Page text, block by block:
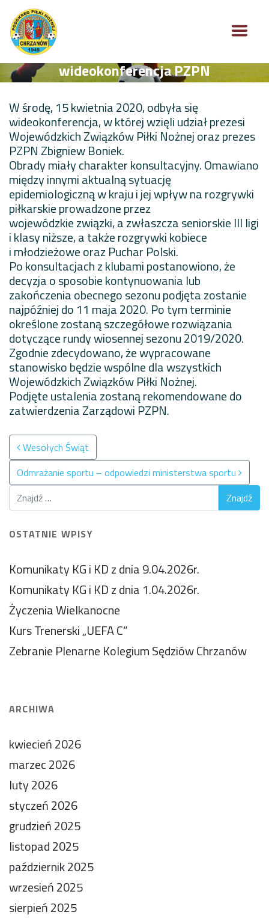
wideokonferencja PZPN
W środę, 15 kwietnia 2020, odbyła się
wideokonferencja, w której wzięli udział prezesi
Wojewódzkich Związków Piłki Nożnej oraz prezes
PZPN Zbigniew Boniek.
Obrady miały charakter konsultacyjny. Omawiano
między innymi aktualną sytuację
epidemiologiczną w kraju i jej wpływ na rozgrywki
piłkarskie prowadzone przez
wojewódzkie związki, a zwłaszcza seniorskie III ligi
i klasy niższe, a także rozgrywki kobiece
i młodzieżowe oraz Puchar Polski.
Po konsultacjach z klubami postanowiono, że
decyzja o sposobie kontynuowania lub
zakończenia obecnego sezonu podjęta zostanie
najpóźniej do 11 maja 2020. Po tym terminie
określone zostaną szczegółowe rozwiązania
dotyczące rundy wiosennej sezonu 2019/2020.
Zgodnie zdecydowano, że wypracowane
stanowisko będzie wspólne dla wszystkich
Wojewódzkich Związków Piłki Nożnej.
Podjęte ustalenia zostaną rekomendowane do
zatwierdzenia Zarządowi PZPN.
Nawigacja po wpisach
Wesołych Świąt
Odmrażanie sportu – odpowiedzi ministerstwa sportu
OSTATNIE WPISY
Komunikaty KG i KD z dnia 9.04.2026r.
Komunikaty KG i KD z dnia 1.04.2026r.
Życzenia Wielkanocne
Kurs Trenerski „UEFA C”
Zebranie Plenarne Kolegium Sędziów Chrzanów
ARCHIWA
kwiecień 2026
marzec 2026
luty 2026
styczeń 2026
grudzień 2025
listopad 2025
październik 2025
wrzesień 2025
sierpień 2025